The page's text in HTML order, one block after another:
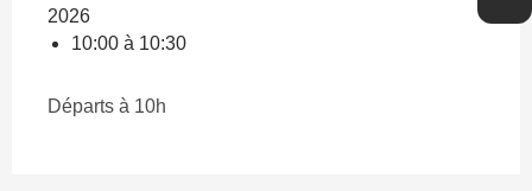
2026
10:00 à 10:30
Départs à 10h